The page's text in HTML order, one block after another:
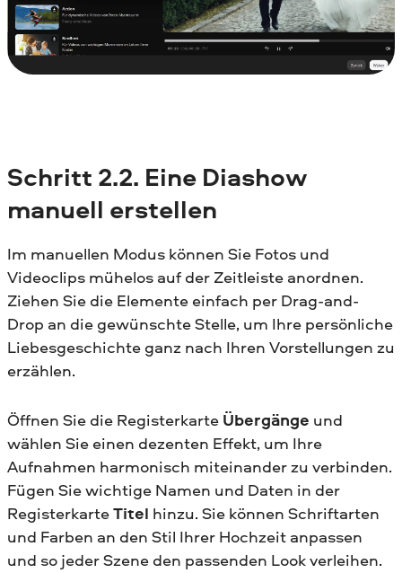
Schritt 2.2. Eine Diashow
manuell erstellen
Im manuellen Modus können Sie Fotos und
Videoclips mühelos auf der Zeitleiste anordnen.
Ziehen Sie die Elemente einfach per Drag-and-
Drop an die gewünschte Stelle, um Ihre persönliche
Liebesgeschichte ganz nach Ihren Vorstellungen zu
erzählen.
Öffnen Sie die Registerkarte Übergänge und
wählen Sie einen dezenten Effekt, um Ihre
Aufnahmen harmonisch miteinander zu verbinden.
Fügen Sie wichtige Namen und Daten in der
RegisterkarteTitel hinzu. Sie können Schriftarten
und Farben an den Stil Ihrer Hochzeit anpassen
und so jeder Szene den passenden Look verleihen.